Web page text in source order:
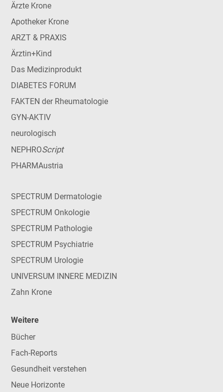
Ärzte Krone
Apotheker Krone
ARZT & PRAXIS
Ärztin+Kind
Das Medizinprodukt
DIABETES FORUM
FAKTEN der Rheumatologie
GYN-AKTIV
neurologisch
NEPHROScript
PHARMAustria
SPECTRUM Dermatologie
SPECTRUM Onkologie
SPECTRUM Pathologie
SPECTRUM Psychiatrie
SPECTRUM Urologie
UNIVERSUM INNERE MEDIZIN
Zahn Krone
Weitere
Bücher
Fach-Reports
Gesundheit verstehen
Neue Horizonte